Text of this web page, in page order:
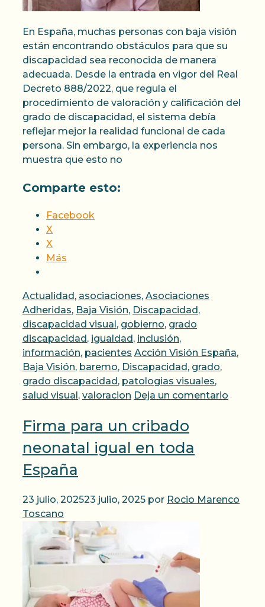
En España, muchas personas con baja visión
están encontrando obstáculos para que su
discapacidad sea reconocida de manera
adecuada. Desde la entrada en vigor del Real
Decreto 888/2022, que regula el
procedimiento de valoración y calificación del
grado de discapacidad, el sistema debía
reflejar mejor la realidad funcional de cada
persona. Sin embargo, la experiencia nos
muestra que esto no
Comparte esto:
Facebook
X
X
Más
Categorías
Actualidad, asociaciones, Asociaciones
Adheridas, Baja Visión, Discapacidad,
discapacidad visual, gobierno, grado
discapacidad, igualdad, inclusión,
información, pacientes Etiquetas
Acción Visión España,
Baja Visión, baremo, Discapacidad, grado,
grado discapacidad, patologias visuales,
salud visual, valoracion Deja un comentario
Firma para un cribado
neonatal igual en toda
España
23 julio, 202523 julio, 2025 por Rocio Marenco
Toscano